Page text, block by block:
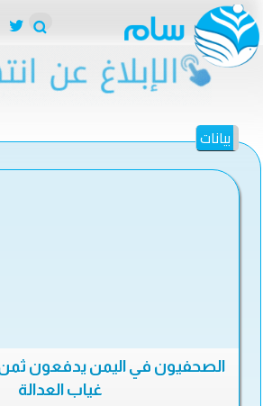
بيانات
الصحفيون في اليمن يدفعون
غياب العدالة